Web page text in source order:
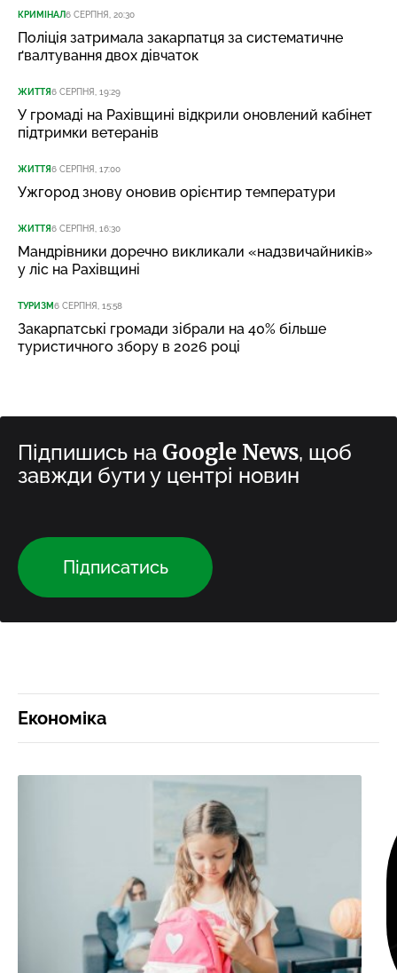
КРИМІНАЛ6 СЕРПНЯ, 20:30
Поліція затримала закарпатця за систематичне
ґвалтування двох дівчаток
ЖИТТЯ6 СЕРПНЯ, 19:29
У громаді на Рахівщині відкрили оновлений кабінет
підтримки ветеранів
ЖИТТЯ6 СЕРПНЯ, 17:00
Ужгород знову оновив орієнтир температури
ЖИТТЯ6 СЕРПНЯ, 16:30
Мандрівники доречно викликали «надзвичайників»
у ліс на Рахівщині
ТУРИЗМ6 СЕРПНЯ, 15:58
Закарпатські громади зібрали на 40% більше
туристичного збору в 2026 році
Підпишись на Google News, щоб
завжди бути у центрі новин
Підписатись
Економіка